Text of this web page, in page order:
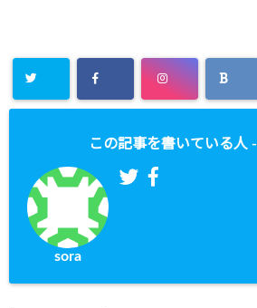
この記事を書いている人 -
sora